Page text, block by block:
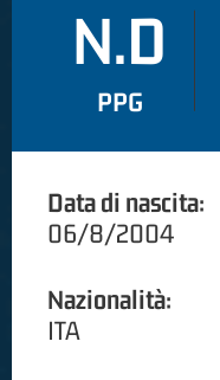
N.D
PPG
Data di nascita:
06/8/2004
Nazionalità:
ITA